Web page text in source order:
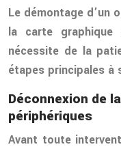
Le démontage d’un
la carte
nécessite de la
étapes principales à
Déconnexion de
périphériques
Avant toute